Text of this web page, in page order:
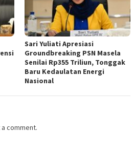
Sari Yuliati Apresiasi
Groundbreaking PSN Masela
Senilai Rp355 Triliun, Tonggak
Baru Kedaulatan Energi
Nasional
comment.